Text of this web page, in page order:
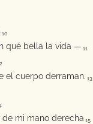
10
qué bella la vida — 11
el cuerpo derraman. 13
mi mano derecha 15